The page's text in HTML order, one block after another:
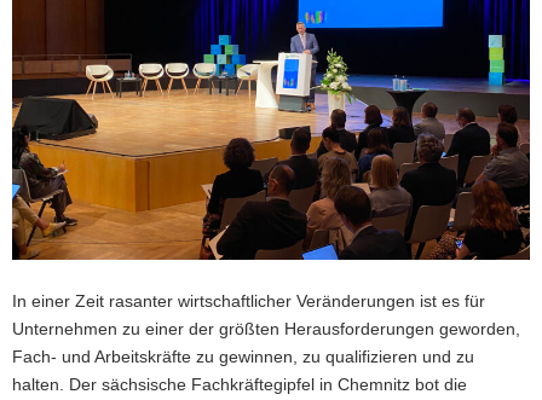
v
i
a
t
o
n
In einer Zeit rasanter wirtschaftlicher Veränderungen ist es für
Unternehmen zu einer der größten Herausforderungen geworden,
Fach- und Arbeitskräfte zu gewinnen, zu qualifizieren und zu
halten. Der sächsische Fachkräftegipfel in Chemnitz bot die